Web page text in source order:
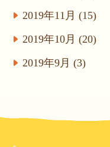
2019年11月 (15)
2019年10月 (20)
2019年9月 (3)